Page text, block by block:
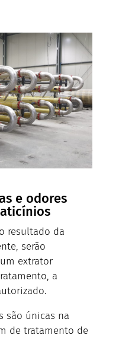
e odores
resultado da
serão
extrator
a
são únicas na
de tratamento de